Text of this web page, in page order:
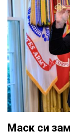
Маск си